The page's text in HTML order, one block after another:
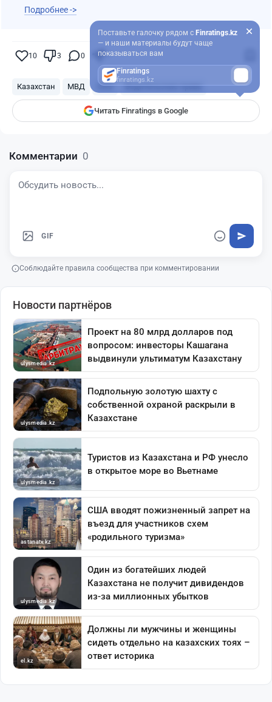
Подробнее ->
10 3 0 7
Казахстан МВД ОАЭ Водительские права
Читать Finratings в Google
Поставьте галочку рядом с Finratings.kz
— и наши материалы будут чаще
показываться вам
Finratings
finratings.kz
Комментарии 0
GIF
Соблюдайте правила сообщества при комментировании